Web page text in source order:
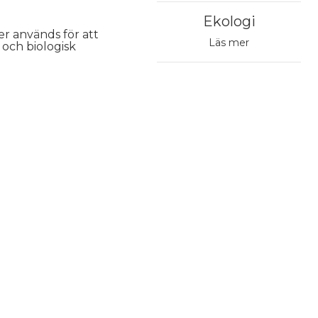
används för att
biologisk
Ekologi
Läs mer